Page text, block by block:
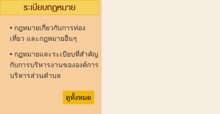
ระเบียบกฏหมาย
• กฎหมายเกี่ยวกับการท่อง
เที่ยว และกฎหมายอื่นๆ
• กฏหมายและระเบียบที่สำคัญ
กับการบริหารงานขององค์การ
บริหารส่วนตำบล
ดูทั้งหมด